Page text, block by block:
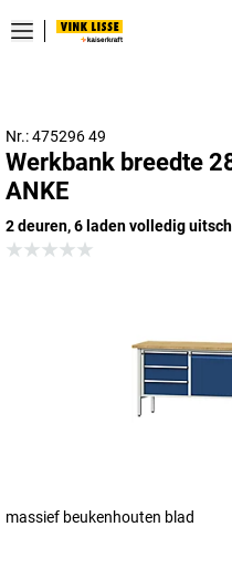
Nr.: 475296 49
Werkbank breedte
ANKE
2 deuren, 6 laden volledig
massief beukenhouten blad